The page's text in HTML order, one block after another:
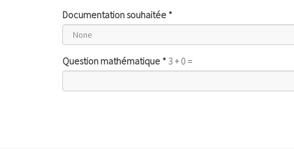
Documentation souhaitée *
Question mathématique * 3 + 0 =